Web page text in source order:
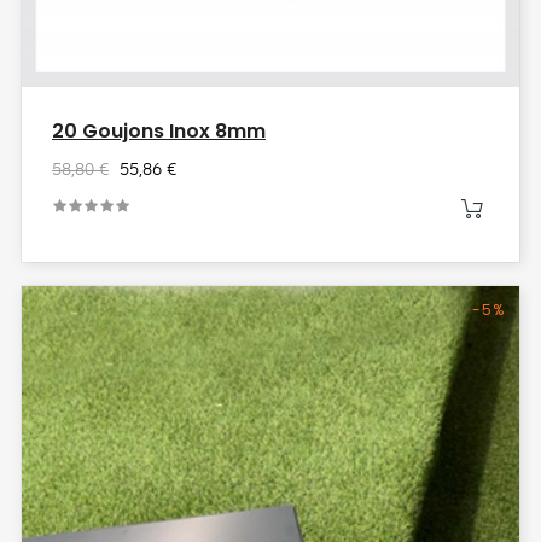
20 Goujons Inox 8mm
58,80 € 55,86 €
-5%